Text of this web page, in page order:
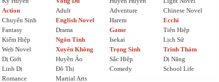
Action
Adult Adventure
Chinese Novel
Chuyển Sinh
English Novel Harem
Ecchi
Fantasy
Drama Game
Tiên Hiệp
Kiếm Hiệp
Ngôn Tình Isekai
Lịch Sử
Web Novel
Xuyên Không Trọng Sinh
Trinh Thám
Dị Giới
Huyền Ảo Sắc Hiệp
Dị Năng
Linh Dị
Đô Thị Comedy
School Life
Romance
Martial Arts